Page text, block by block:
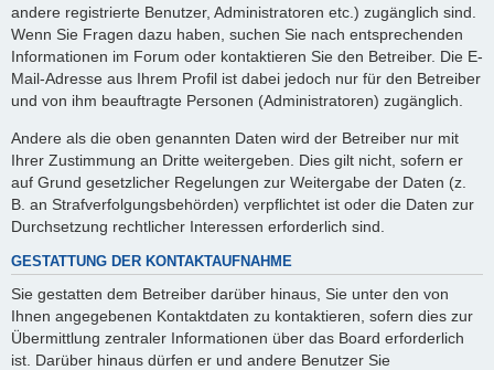
andere registrierte Benutzer, Administratoren etc.) zugänglich sind.
Wenn Sie Fragen dazu haben, suchen Sie nach entsprechenden
Informationen im Forum oder kontaktieren Sie den Betreiber. Die E-
Mail-Adresse aus Ihrem Profil ist dabei jedoch nur für den Betreiber
und von ihm beauftragte Personen (Administratoren) zugänglich.
Andere als die oben genannten Daten wird der Betreiber nur mit
Ihrer Zustimmung an Dritte weitergeben. Dies gilt nicht, sofern er
auf Grund gesetzlicher Regelungen zur Weitergabe der Daten (z.
B. an Strafverfolgungsbehörden) verpflichtet ist oder die Daten zur
Durchsetzung rechtlicher Interessen erforderlich sind.
GESTATTUNG DER KONTAKTAUFNAHME
Sie gestatten dem Betreiber darüber hinaus, Sie unter den von
Ihnen angegebenen Kontaktdaten zu kontaktieren, sofern dies zur
Übermittlung zentraler Informationen über das Board erforderlich
ist. Darüber hinaus dürfen er und andere Benutzer Sie